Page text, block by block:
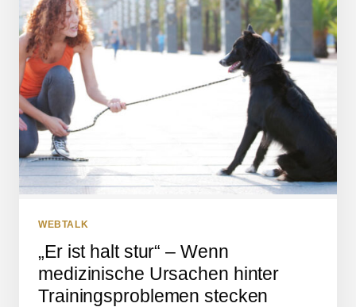
WEBTALK
„Er ist halt stur“ – Wenn
medizinische Ursachen hinter
Trainingsproblemen stecken